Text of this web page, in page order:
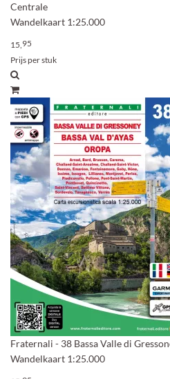
Centrale
Wandelkaart 1:25.000
15,95
Prijs per stuk
Fraternali - 38 Bassa Valle di
Wandelkaart 1:25.000